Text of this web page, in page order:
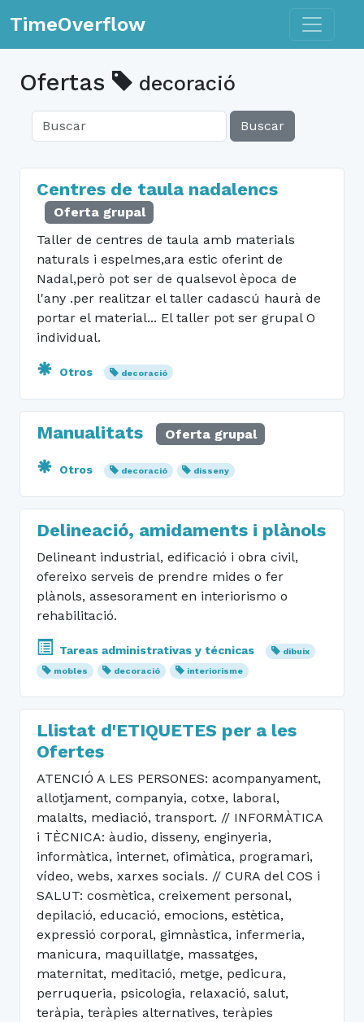
TimeOverflow Toggle
Ofertas decoració
Buscar
Centres de taula nadalencs
Oferta grupal
Taller de centres de taula amb materials
naturals i espelmes,ara estic oferint de
Nadal,però pot ser de qualsevol època de
l'any .per realitzar el taller cadascú haurà de
portar el material... El taller pot ser grupal O
individual.
Otros decoració
Manualitats Oferta grupal
Otros decoració disseny
Delineació, amidaments i plànols
Delineant industrial, edificació i obra civil,
ofereixo serveis de prendre mides o fer
plànols, assesorament en interiorismo o
rehabilitació.
Tareas administrativas y técnicas
dibuix
mobles
decoració interiorisme
Llistat d'ETIQUETES per a les
Ofertes
ATENCIÓ A LES PERSONES: acompanyament,
allotjament, companyia, cotxe, laboral,
malalts, mediació, transport. // INFORMÀTICA
i TÈCNICA: àudio, disseny, enginyeria,
informàtica, internet, ofimàtica, programari,
vídeo, webs, xarxes socials. // CURA del COS i
SALUT: cosmètica, creixement personal,
depilació, educació, emocions, estètica,
expressió corporal, gimnàstica, infermeria,
manicura, maquillatge, massatges,
maternitat, meditació, metge, pedicura,
perruqueria, psicologia, relaxació, salut,
teràpia, teràpies alternatives, teràpies